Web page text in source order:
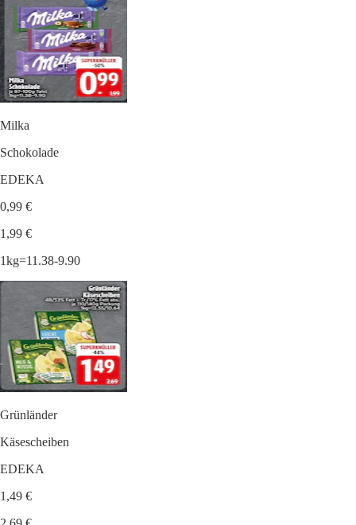
Milka
Schokolade
EDEKA
0,99 €
1,99 €
1kg=11.38-9.90
Grünländer
Käsescheiben
EDEKA
1,49 €